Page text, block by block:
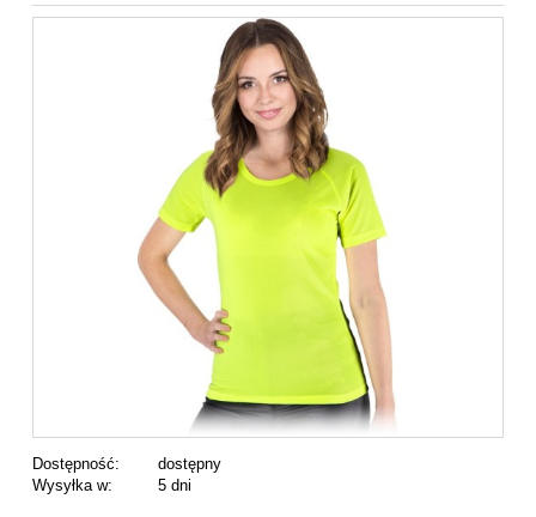
Dostępność:
dostępny
Wysyłka w:
5 dni